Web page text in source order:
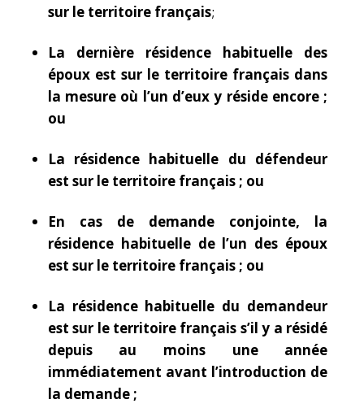
sur le territoire français;
La dernière résidence habituelle des
époux est sur le territoire français dans
la mesure où l’un d’eux y réside encore ;
ou
La résidence habituelle du défendeur
est sur le territoire français ; ou
En cas de demande conjointe, la
résidence habituelle de l’un des époux
est sur le territoire français ; ou
La résidence habituelle du demandeur
est sur le territoire français s’il y a résidé
depuis au moins une année
immédiatement avant l’introduction de
la demande ;